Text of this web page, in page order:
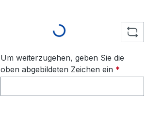
Loading...
Um weiterzugehen, geben Sie die
oben abgebildeten Zeichen ein *